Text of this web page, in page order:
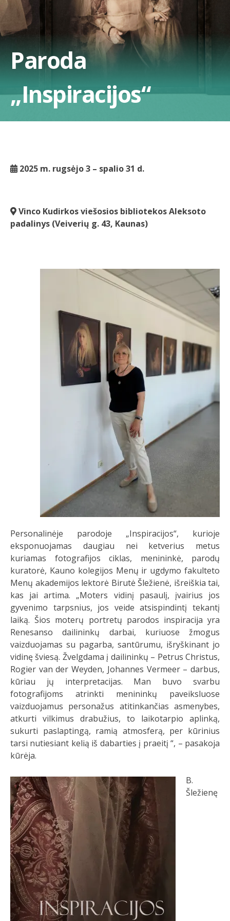
Paroda
„Inspiracijos“
2025 m. rugsėjo 3 – spalio 31 d.
Vinco Kudirkos viešosios bibliotekos Aleksoto
padalinys (Veiverių g. 43, Kaunas)
Personalinėje parodoje „Inspiracijos“, kurioje
eksponuojamas daugiau nei ketverius metus
kuriamas fotografijos ciklas, menininkė, parodų
kuratorė, Kauno kolegijos Menų ir ugdymo fakulteto
Menų akademijos lektorė Birutė Šležienė, išreiškia tai,
kas jai artima. „Moters vidinį pasaulį, įvairius jos
gyvenimo tarpsnius, jos veide atsispindintį tekantį
laiką. Šios moterų portretų parodos inspiracija yra
Renesanso dailininkų darbai, kuriuose žmogus
vaizduojamas su pagarba, santūrumu, išryškinant jo
vidinę šviesą. Žvelgdama į dailininkų – Petrus Christus,
Rogier van der Weyden, Johannes Vermeer – darbus,
kūriau jų interpretacijas. Man buvo svarbu
fotografijoms atrinkti menininkų paveiksluose
vaizduojamus personažus atitinkančias asmenybes,
atkurti vilkimus drabužius, to laikotarpio aplinką,
sukurti paslaptingą, ramią atmosferą, per kūrinius
tarsi nutiesiant kelią iš dabarties į praeitį “, – pasakoja
kūrėja.
B.
Šležienę